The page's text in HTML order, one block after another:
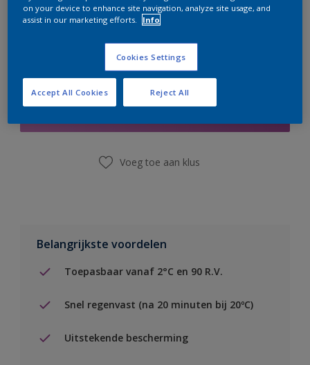
Boodschappenlijst
Voeg toe aan klus
Belangrijkste voordelen
Toepasbaar vanaf 2°C en 90 R.V.
Snel regenvast (na 20 minuten bij 20ºC)
Uitstekende bescherming
on your device to enhance site navigation, analyze site usage, and
assist in our marketing efforts.
Info
Cookies Settings
Reject All
Accept All Cookies